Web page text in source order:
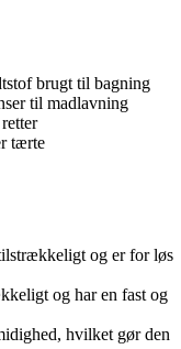
brugt til bagning
til madlavning
tærte
og er for løs
og har en fast og
hvilket gør den